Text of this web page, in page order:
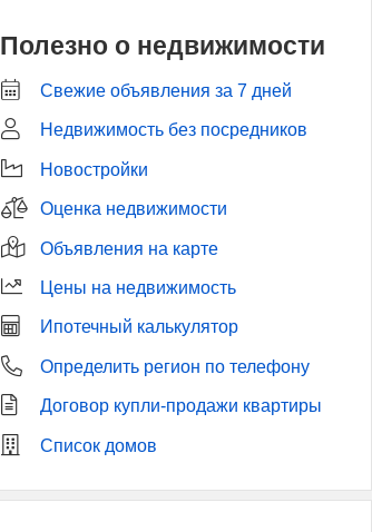
Полезно о недвижимости
Свежие объявления за 7 дней
Недвижимость без посредников
Новостройки
Оценка недвижимости
Объявления на карте
Цены на недвижимость
Ипотечный калькулятор
Определить регион по телефону
Договор купли-продажи квартиры
Список домов